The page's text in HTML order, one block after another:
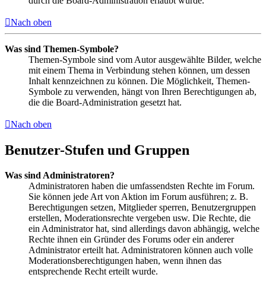
Nach oben
Was sind Themen-Symbole?
Themen-Symbole sind vom Autor ausgewählte Bilder, welche
mit einem Thema in Verbindung stehen können, um dessen
Inhalt kennzeichnen zu können. Die Möglichkeit, Themen-
Symbole zu verwenden, hängt von Ihren Berechtigungen ab,
die die Board-Administration gesetzt hat.
Nach oben
Benutzer-Stufen und Gruppen
Was sind Administratoren?
Administratoren haben die umfassendsten Rechte im Forum.
Sie können jede Art von Aktion im Forum ausführen; z. B.
Berechtigungen setzen, Mitglieder sperren, Benutzergruppen
erstellen, Moderationsrechte vergeben usw. Die Rechte, die
ein Administrator hat, sind allerdings davon abhängig, welche
Rechte ihnen ein Gründer des Forums oder ein anderer
Administrator erteilt hat. Administratoren können auch volle
Moderationsberechtigungen haben, wenn ihnen das
entsprechende Recht erteilt wurde.